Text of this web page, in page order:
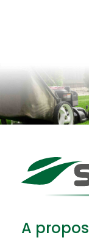
A propos